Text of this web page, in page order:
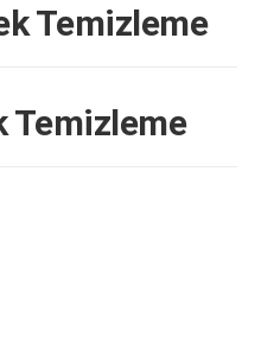
Temizleme
Temizleme